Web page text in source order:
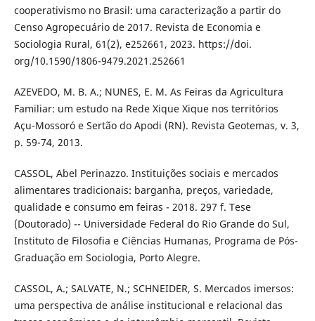
cooperativismo no Brasil: uma caracterização a partir do
Censo Agropecuário de 2017. Revista de Economia e
Sociologia Rural, 61(2), e252661, 2023. https://doi.
org/10.1590/1806-9479.2021.252661
AZEVEDO, M. B. A.; NUNES, E. M. As Feiras da Agricultura
Familiar: um estudo na Rede Xique Xique nos territórios
Açu-Mossoró e Sertão do Apodi (RN). Revista Geotemas, v. 3,
p. 59-74, 2013.
CASSOL, Abel Perinazzo. Instituições sociais e mercados
alimentares tradicionais: barganha, preços, variedade,
qualidade e consumo em feiras - 2018. 297 f. Tese
(Doutorado) -- Universidade Federal do Rio Grande do Sul,
Instituto de Filosofia e Ciências Humanas, Programa de Pós-
Graduação em Sociologia, Porto Alegre.
CASSOL, A.; SALVATE, N.; SCHNEIDER, S. Mercados imersos:
uma perspectiva de análise institucional e relacional das